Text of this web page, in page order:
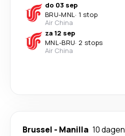
do 03 sep
BRU-MNL· 1 stop
Air China
za 12 sep
MNL-BRU· 2 stops
Air China
Brussel - Manilla 10 dagen